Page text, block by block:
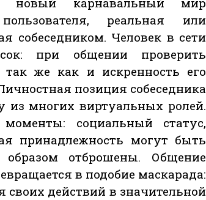
реальная или
собеседником. Человек в сети
при общении проверить
так же как и искренность его
позиция собеседника
из многих виртуальных ролей.
социальный статус,
принадлежность могут быть
отброшены. Общение
в подобие маскарада:
своих действий в значительной